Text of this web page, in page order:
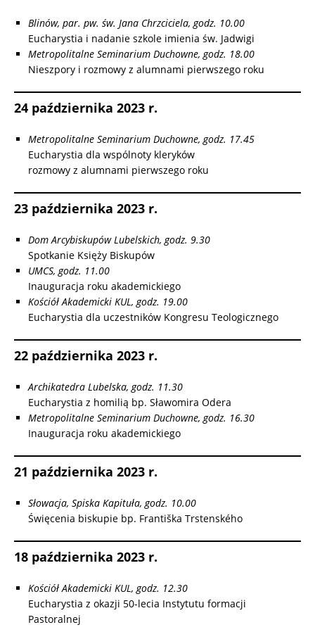
Blinów, par. pw. św. Jana Chrzciciela, godz. 10.00
Eucharystia i nadanie szkole imienia św. Jadwigi
Metropolitalne Seminarium Duchowne, godz. 18.00
Nieszpory i rozmowy z alumnami pierwszego roku
24 października 2023 r.
Metropolitalne Seminarium Duchowne, godz. 17.45
Eucharystia dla wspólnoty kleryków
rozmowy z alumnami pierwszego roku
23 października 2023 r.
Dom Arcybiskupów Lubelskich, godz. 9.30
Spotkanie Księży Biskupów
UMCS, godz. 11.00
Inauguracja roku akademickiego
Kościół Akademicki KUL, godz. 19.00
Eucharystia dla uczestników Kongresu Teologicznego
22 października 2023 r.
Archikatedra Lubelska, godz. 11.30
Eucharystia z homilią bp. Sławomira Odera
Metropolitalne Seminarium Duchowne, godz. 16.30
Inauguracja roku akademickiego
21 października 2023 r.
Słowacja, Spiska Kapituła, godz. 10.00
Święcenia biskupie bp. Františka Trstenského
18 października 2023 r.
Kościół Akademicki KUL, godz. 12.30
Eucharystia z okazji 50-lecia Instytutu formacji
Pastoralnej